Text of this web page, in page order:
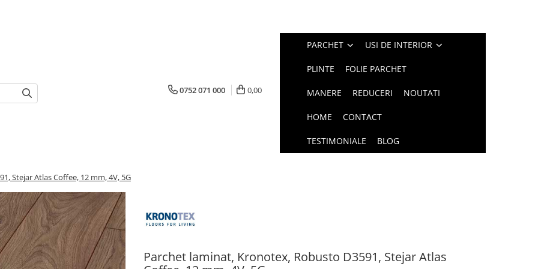
0752 071 000 0,00
PARCHET USI DE INTERIOR
PLINTE FOLIE PARCHET
MANERE REDUCERI NOUTATI
HOME CONTACT
TESTIMONIALE BLOG
Stejar Atlas Coffee, 12 mm, 4V, 5G
Parchet laminat, Kronotex, Robusto D3591, Stejar Atlas